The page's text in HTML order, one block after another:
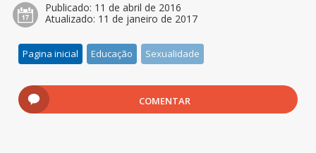
Publicado: 11 de abril de 2016
Atualizado: 11 de janeiro de 2017
Pagina inicial Educação Sexualidade
COMENTAR